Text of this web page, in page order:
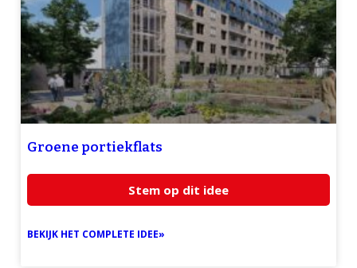
Groene portiekflats
Stem op dit idee
BEKIJK HET COMPLETE IDEE»